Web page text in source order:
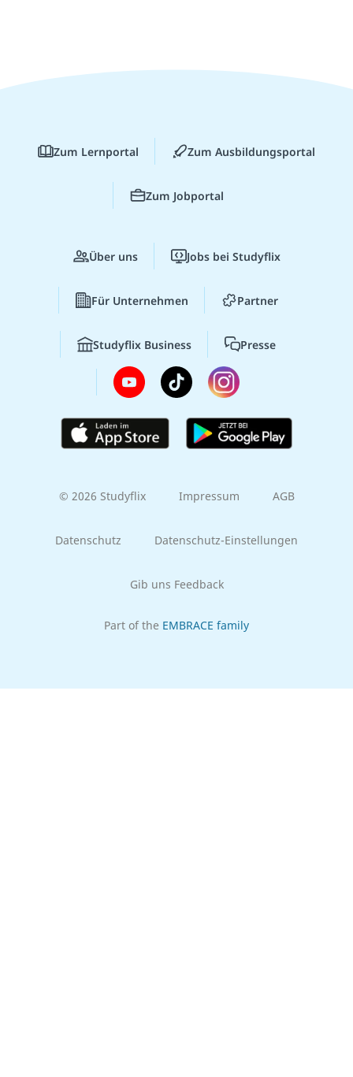
Zum Lernportal Zum Ausbildungsportal
Zum Jobportal
Über uns Jobs bei Studyflix
Für Unternehmen Partner
Studyflix Business Presse
© 2026 Studyflix Impressum AGB
Datenschutz Datenschutz-Einstellungen
Gib uns Feedback
Part of the EMBRACE family